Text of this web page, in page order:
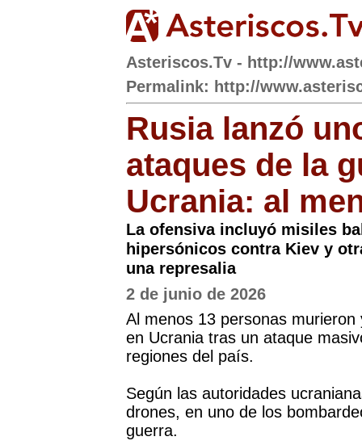
Asteriscos.Tv - http://
Permalink: http://
Rusia lanzó
ataques de la
Ucrania: al
La ofensiva incluyó misiles
hipersónicos contra Kiev y
una represalia
2 de junio de 2026
Al menos 13 personas
en Ucrania tras un ataque
regiones del país.
Según las autoridades
drones, en uno de los
guerra.